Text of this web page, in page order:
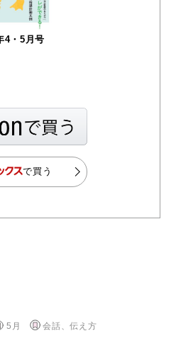
4・5月号
で買う
5月 会話、伝え方